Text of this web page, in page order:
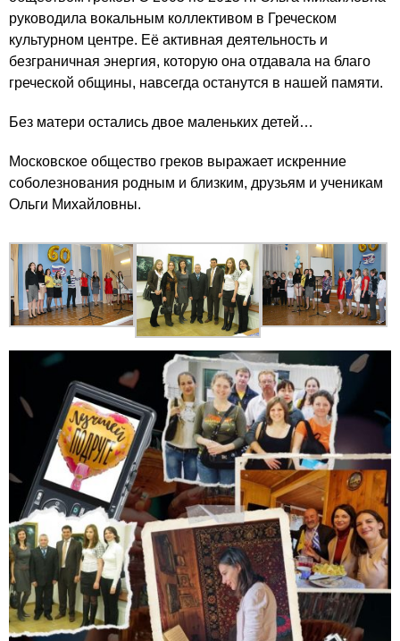
руководила вокальным коллективом в Греческом
культурном центре. Её активная деятельность и
безграничная энергия, которую она отдавала на благо
греческой общины, навсегда останутся в нашей памяти.
Без матери остались двое маленьких детей…
Московское общество греков выражает искренние
соболезнования родным и близким, друзьям и ученикам
Ольги Михайловны.